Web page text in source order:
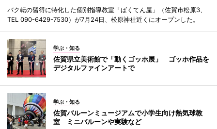
バク転の習得に特化した個別指導教室「ばくてん屋」（佐賀市松原3、
TEL 090-6429-7530）が7月24日、松原神社近くにオープンした。
学ぶ・知る
佐賀県立美術館で「動くゴッホ展」 ゴッホ作品を
デジタルファインアートで
学ぶ・知る
佐賀バルーンミュージアムで小学生向け熱気球教
室 ミニバルーンや実験など